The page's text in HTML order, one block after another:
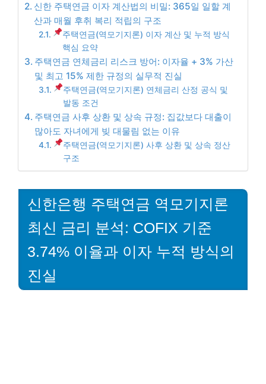
신한 주택연금 이자 계산법의 비밀: 365일 일할 계
산과 매월 후취 복리 적립의 구조
주택연금(역모기지론) 이자 계산 및 누적 방식
핵심 요약
주택연금 연체금리 리스크 방어: 이자율 + 3% 가산
및 최고 15% 제한 규정의 실무적 진실
주택연금(역모기지론) 연체금리 산정 공식 및
발동 조건
주택연금 사후 상환 및 상속 규정: 집값보다 대출이
많아도 자녀에게 빚 대물림 없는 이유
주택연금(역모기지론) 사후 상환 및 상속 정산
구조
신한은행 주택연금 역모기지론
최신 금리 분석: COFIX 기준
3.74% 이율과 이자 누적 방식의
진실